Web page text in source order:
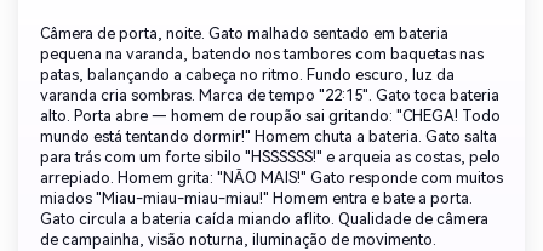
Câmera de porta, noite. Gato malhado sentado em bateria
pequena na varanda, batendo nos tambores com baquetas nas
patas, balançando a cabeça no ritmo. Fundo escuro, luz da
varanda cria sombras. Marca de tempo "22:15". Gato toca bateria
alto. Porta abre — homem de roupão sai gritando: "CHEGA! Todo
mundo está tentando dormir!" Homem chuta a bateria. Gato salta
para trás com um forte sibilo "HSSSSSS!" e arqueia as costas, pelo
arrepiado. Homem grita: "NÃO MAIS!" Gato responde com muitos
miados "Miau-miau-miau-miau!" Homem entra e bate a porta.
Gato circula a bateria caída miando aflito. Qualidade de câmera
de campainha, visão noturna, iluminação de movimento.